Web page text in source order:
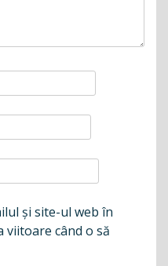
și site-ul web în
când o să